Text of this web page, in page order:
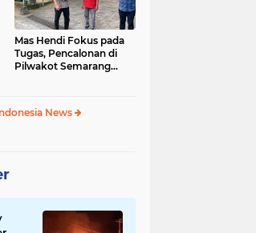
Mas Hendi Fokus pada
Tugas, Pencalonan di
Pilwakot Semarang
News